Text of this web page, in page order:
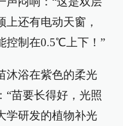
还有电动天窗，
控制在0.5℃上下！”
沐浴在紫色的柔光
“苗要长得好，光照
学研发的植物补光